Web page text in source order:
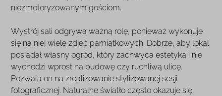
niezmotoryzowanym gościom.
Wystrój sali odgrywa ważną rolę, ponieważ wykonuje
się na niej wiele zdjęć pamiątkowych. Dobrze, aby lokal
posiadał własny ogród, który zachwyca estetyką i nie
wychodzi wprost na budowę czy ruchliwą ulicę.
Pozwala on na zrealizowanie stylizowanej sesji
fotograficznej. Naturalne światło często okazuje się